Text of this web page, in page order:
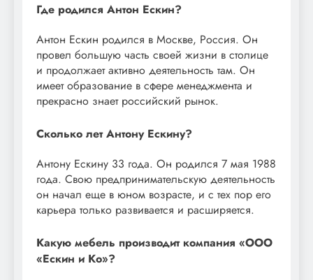
Где родился Антон Ескин?
Антон Ескин родился в Москве, Россия. Он
провел большую часть своей жизни в столице
и продолжает активно деятельность там. Он
имеет образование в сфере менеджмента и
прекрасно знает российский рынок.
Сколько лет Антону Ескину?
Антону Ескину 33 года. Он родился 7 мая 1988
года. Свою предпринимательскую деятельность
он начал еще в юном возрасте, и с тех пор его
карьера только развивается и расширяется.
Какую мебель производит компания «ООО
«Ескин и Ко»?